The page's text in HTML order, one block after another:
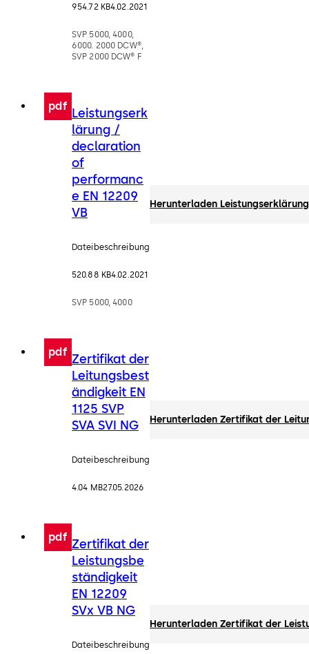
954.72 KB4.02.2021
SVP 5000, 4000,
6000. 2000 DCW®,
SVP 2000 DCW® F
pdf Leistungserk
lärung /
declaration
of
performanc
e EN 12209
VB
Dateibeschreibung
520.88 KB4.02.2021
SVP 5000, 4000
Herunterladen
pdf Zertifikat der
Leitungsbest
ändigkeit EN
1125 SVP
SVA SVI NG
Dateibeschreibung
4.04 MB27.05.2026
Herunterladen Zertifikat der
pdf Zertifikat der
Leistungsbe
ständigkeit
EN 12209
SVx VB NG
Dateibeschreibung
Herunterladen Zertifikat der